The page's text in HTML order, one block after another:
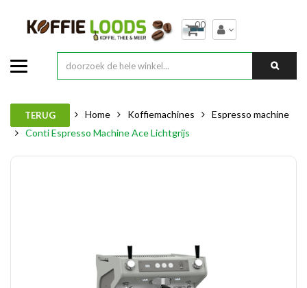
00
TERUG Home Koffiemachines
Espresso machine
Conti Espresso Machine Ace Lichtgrijs